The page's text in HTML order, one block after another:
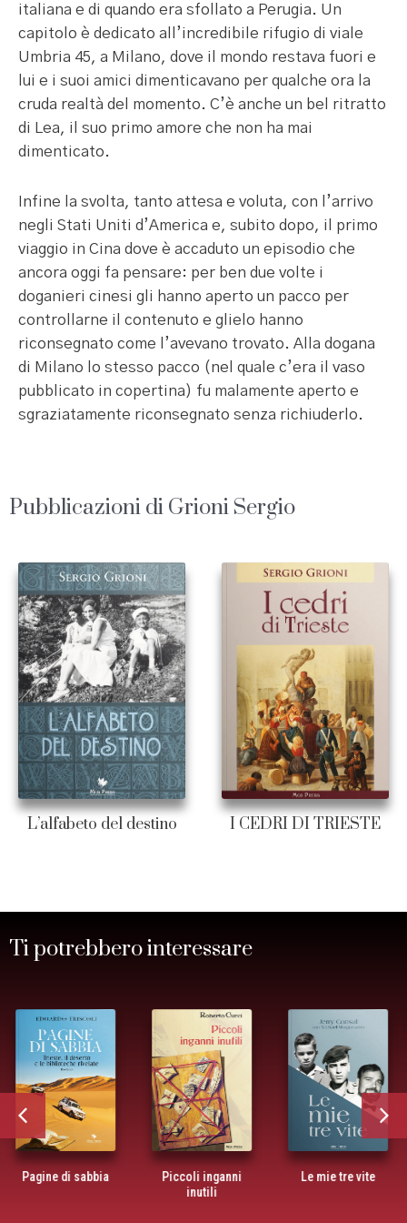
italiana e di quando era sfollato a Perugia. Un
capitolo è dedicato all’incredibile rifugio di viale
Umbria 45, a Milano, dove il mondo restava fuori e
lui e i suoi amici dimenticavano per qualche ora la
cruda realtà del momento. C’è anche un bel ritratto
di Lea, il suo primo amore che non ha mai
dimenticato.
Infine la svolta, tanto attesa e voluta, con l’arrivo
negli Stati Uniti d’America e, subito dopo, il primo
viaggio in Cina dove è accaduto un episodio che
ancora oggi fa pensare: per ben due volte i
doganieri cinesi gli hanno aperto un pacco per
controllarne il contenuto e glielo hanno
riconsegnato come l’avevano trovato. Alla dogana
di Milano lo stesso pacco (nel quale c’era il vaso
pubblicato in copertina) fu malamente aperto e
sgraziatamente riconsegnato senza richiuderlo.
Pubblicazioni di Grioni Sergio
L’alfabeto del destino I CEDRI DI TRIESTE
Ti potrebbero interessare
Piccoli inganni
Le mie tre vite
Il gatto rosso.